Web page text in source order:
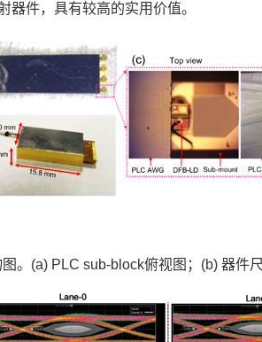
器件，具有较高的实用价值。
。(a) PLC sub-block俯视图；(b) 器件